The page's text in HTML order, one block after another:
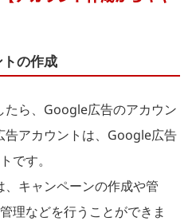
の作成
ら、Google広告のアカウン
告アカウントは、Google広告
です。
キャンペーンの作成や管
理などを行うことができま